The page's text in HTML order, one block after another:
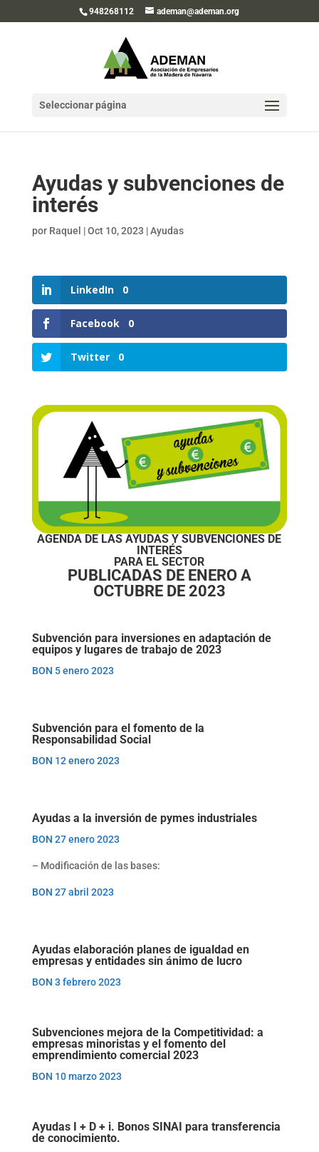
948268112 ademan@ademan.org
Seleccionar página
Ayudas y subvenciones de
interés
por Raquel |Oct 10, 2023 |Ayudas
LinkedIn 0
Facebook 0
Twitter 0
AGENDA DE LAS AYUDAS Y SUBVENCIONES DE
INTERÉS
PARA EL SECTOR
PUBLICADAS DE ENERO A
OCTUBRE DE 2023
Subvención para inversiones en adaptación de
equipos y lugares de trabajo de 2023
BON 5 enero 2023
Subvención para elfomento de la
Responsabilidad Social
BON 12 enero 2023
Ayudas a la inversión de pymes industriales
BON 27 enero 2023
– Modificación de las bases:
BON 27 abril 2023
Ayudas elaboración planes de igualdad en
empresas y entidades sin ánimo de lucro
BON 3 febrero 2023
Subvenciones mejora de la Competitividad: a
empresas minoristas y el fomento del
emprendimiento comercial 2023
BON 10 marzo 2023
Ayudas I + D + i. Bonos SINAI para transferencia
de conocimiento.